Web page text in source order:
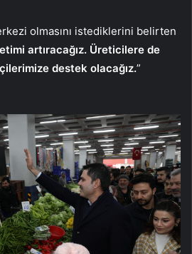
olmasını istediklerini belirten
artıracağız. Üreticilere de
destek olacağız.”